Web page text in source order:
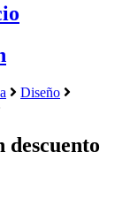
Diseño
descuento